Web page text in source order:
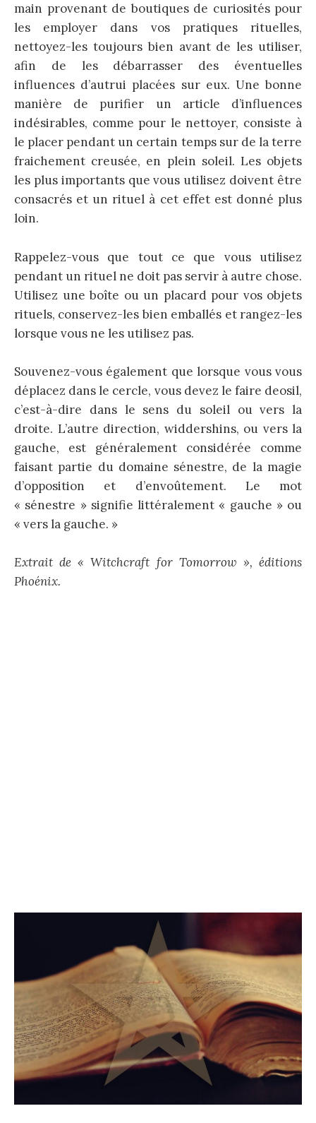
main provenant de boutiques de curiosités pour
les employer dans vos pratiques rituelles,
nettoyez-les toujours bien avant de les utiliser,
afin de les débarrasser des éventuelles
influences d’autrui placées sur eux. Une bonne
manière de purifier un article d’influences
indésirables, comme pour le nettoyer, consiste à
le placer pendant un certain temps sur de la terre
fraichement creusée, en plein soleil. Les objets
les plus importants que vous utilisez doivent être
consacrés et un rituel à cet effet est donné plus
loin.
Rappelez-vous que tout ce que vous utilisez
pendant un rituel ne doit pas servir à autre chose.
Utilisez une boîte ou un placard pour vos objets
rituels, conservez-les bien emballés et rangez-les
lorsque vous ne les utilisez pas.
Souvenez-vous également que lorsque vous vous
déplacez dans le cercle, vous devez le faire deosil,
c’est-à-dire dans le sens du soleil ou vers la
droite. L’autre direction, widdershins, ou vers la
gauche, est généralement considérée comme
faisant partie du domaine sénestre, de la magie
d’opposition et d’envoûtement. Le mot
« sénestre » signifie littéralement « gauche » ou
« vers la gauche. »
Extrait de « Witchcraft for Tomorrow », éditions
Phoénix.